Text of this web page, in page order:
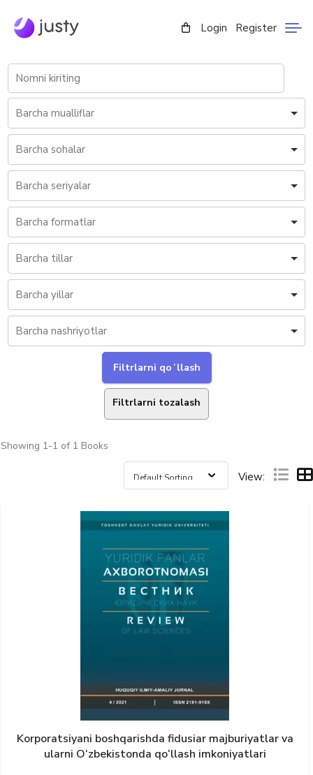
Login Register
Filtrlarni tozalash
Showing 1-1 of 1 Books
View:
Korporatsiyani boshqarishda fidusiar majburiyatlar va
ularni O‘zbekistonda qо‘llash imkoniyatlari